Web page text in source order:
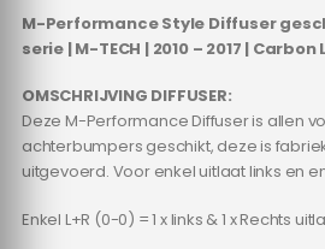
M-Performance Style Diffuser
serie | M-TECH | 2010 – 2017 | Carbon
OMSCHRIJVING DIFFUSER:
Deze M-Performance Diffuser is allen
achterbumpers geschikt, deze is
uitgevoerd. Voor enkel uitlaat links en
Enkel L+R (0-0) = 1 x links & 1 x Rechts